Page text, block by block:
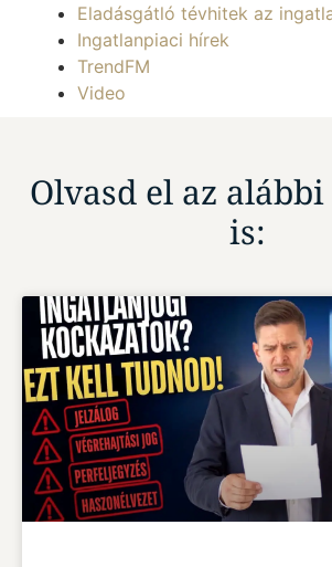
Eladásgátló tévhitek az
Ingatlanpiaci hírek
TrendFM
Video
Olvasd el az
is: